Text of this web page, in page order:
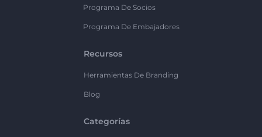
Programa De Socios
Programa De Embajadores
Recursos
Herramientas De Branding
Blog
Categorías